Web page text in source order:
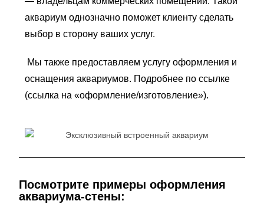
аквариум однозначно поможет клиенту сделать
выбор в сторону ваших услуг.
Мы также предоставляем услугу оформления и
оснащения аквариумов. Подробнее по ссылке
(ссылка на «оформление/изготовление»).
Посмотрите примеры оформления
аквариума-стены: